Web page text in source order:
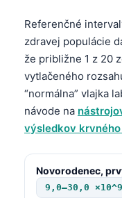
Referenčné
zdravej populácie
že približne 1 z 20
vytlačeného
“normálna” vlajka
návode na
výsledkov
Novorodenec,
9,0–30,0